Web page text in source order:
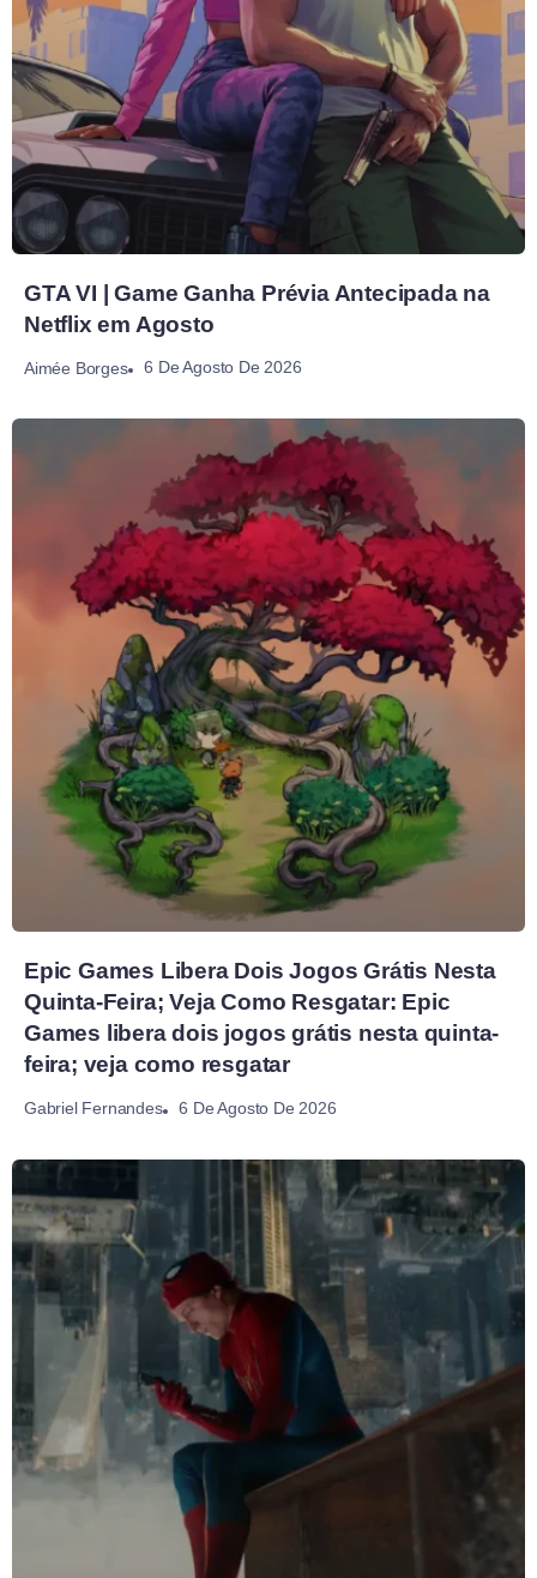
GTA VI | Game Ganha Prévia Antecipada na
Netflix em Agosto
Aimée Borges 6 De Agosto De 2026
Epic Games Libera Dois Jogos Grátis Nesta
Quinta-Feira; Veja Como Resgatar: Epic
Games libera dois jogos grátis nesta quinta-
feira; veja como resgatar
Gabriel Fernandes 6 De Agosto De 2026